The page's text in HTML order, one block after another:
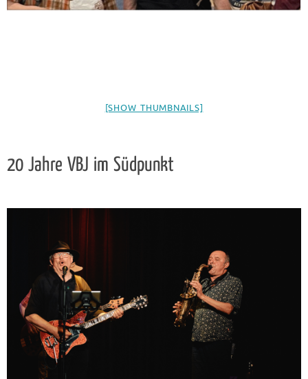
[SHOW THUMBNAILS]
20 Jahre VBJ im Südpunkt